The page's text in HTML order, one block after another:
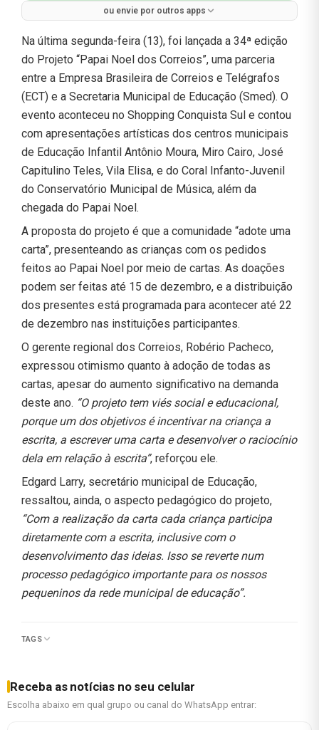
ou envie por outros apps
Na última segunda-feira (13), foi lançada a 34ª edição
do Projeto “Papai Noel dos Correios”, uma parceria
entre a Empresa Brasileira de Correios e Telégrafos
(ECT) e a Secretaria Municipal de Educação (Smed). O
evento aconteceu no Shopping Conquista Sul e contou
com apresentações artísticas dos centros municipais
de Educação Infantil Antônio Moura, Miro Cairo, José
Capitulino Teles, Vila Elisa, e do Coral Infanto-Juvenil
do Conservatório Municipal de Música, além da
chegada do Papai Noel.
A proposta do projeto é que a comunidade “adote uma
carta”, presenteando as crianças com os pedidos
feitos ao Papai Noel por meio de cartas. As doações
podem ser feitas até 15 de dezembro, e a distribuição
dos presentes está programada para acontecer até 22
de dezembro nas instituições participantes.
O gerente regional dos Correios, Robério Pacheco,
expressou otimismo quanto à adoção de todas as
cartas, apesar do aumento significativo na demanda
deste ano. “O projeto tem viés social e educacional,
porque um dos objetivos é incentivar na criança a
escrita, a escrever uma carta e desenvolver o raciocínio
dela em relação à escrita”, reforçou ele.
Edgard Larry, secretário municipal de Educação,
ressaltou, ainda, o aspecto pedagógico do projeto,
“Com a realização da carta cada criança participa
diretamente com a escrita, inclusive com o
desenvolvimento das ideias. Isso se reverte num
processo pedagógico importante para os nossos
pequeninos da rede municipal de educação”.
TAGS
Receba as notícias no seu celular
Escolha abaixo em qual grupo ou canal do WhatsApp entrar: